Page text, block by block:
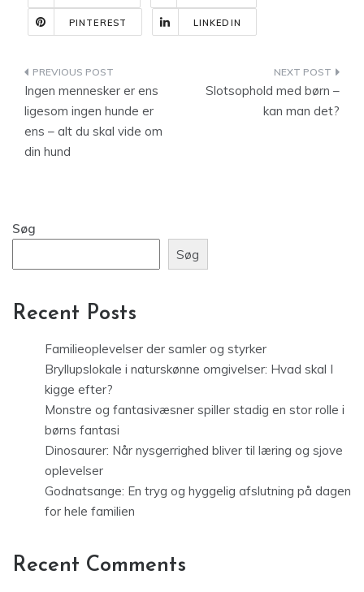
PINTEREST LINKEDIN
Indlægsnavigation
Ingen mennesker er ens
ligesom ingen hunde er
ens – alt du skal vide om
din hund
Slotsophold med børn –
kan man det?
Søg
Søg
Recent Posts
Familieoplevelser der samler og styrker
Bryllupslokale i naturskønne omgivelser: Hvad skal I
kigge efter?
Monstre og fantasivæsner spiller stadig en stor rolle i
børns fantasi
Dinosaurer: Når nysgerrighed bliver til læring og sjove
oplevelser
Godnatsange: En tryg og hyggelig afslutning på dagen
for hele familien
Recent Comments